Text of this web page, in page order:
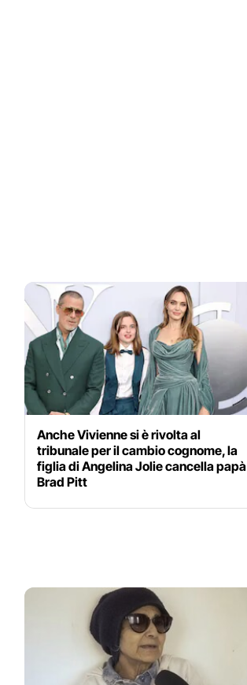
Anche Vivienne si è rivolta al
tribunale per il cambio cognome, la
figlia di Angelina Jolie cancella papà
Brad Pitt